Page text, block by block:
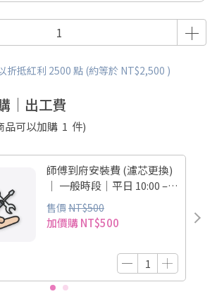
折抵紅利 2500 點 (約等於 NT$2,500 )
｜出工費
品可以加購 1 件)
師傅到府安裝費 (濾芯更換)
｜ 一般時段｜平日 10:00 –
17:30
售價 NT$500
加價購NT$500